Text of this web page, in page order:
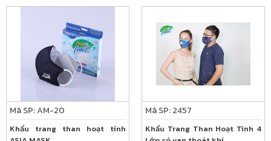
Mã SP: AM-20
Khẩu trang than hoạt tính
Mã SP: 2457
Khẩu Trang Than Hoạt Tính 4